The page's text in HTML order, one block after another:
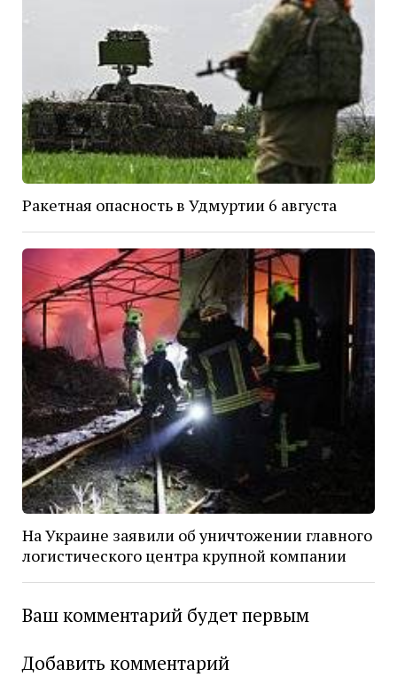
Ракетная опасность в Удмуртии 6 августа
На Украине заявили об уничтожении главного
логистического центра крупной компании
Ваш комментарий будет первым
Добавить комментарий